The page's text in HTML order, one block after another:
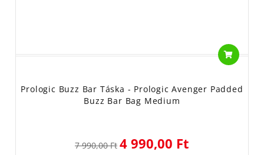
Prologic Buzz Bar Táska - Prologic Avenger Padded
Buzz Bar Bag Medium
7 990,00 Ft 4 990,00 Ft